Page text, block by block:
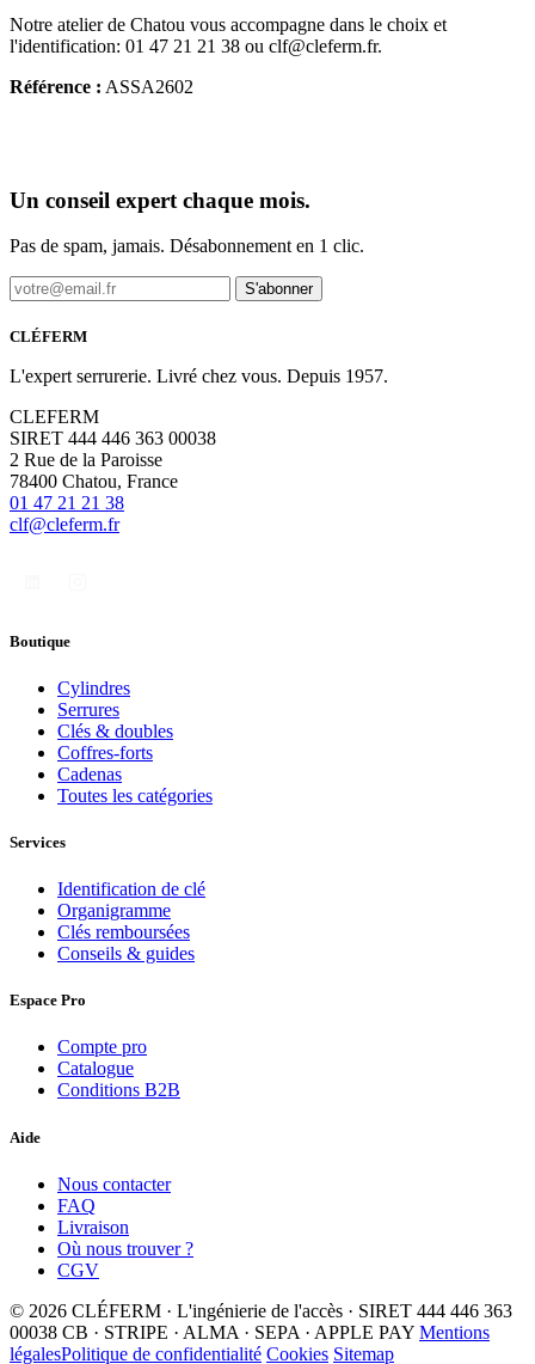
Notre atelier de Chatou vous accompagne dans le choix et
l'identification: 01 47 21 21 38 ou clf@cleferm.fr.
Référence : ASSA2602
Un conseil expert chaque mois.
Pas de spam, jamais. Désabonnement en 1 clic.
S'abonner
CLÉFERM
L'expert serrurerie. Livré chez vous. Depuis 1957.
CLEFERM
SIRET 444 446 363 00038
2 Rue de la Paroisse
78400 Chatou, France
01 47 21 21 38
clf@cleferm.fr
Boutique
Cylindres
Serrures
Clés & doubles
Coffres-forts
Cadenas
Toutes les catégories
Services
Identification de clé
Organigramme
Clés remboursées
Conseils & guides
Espace Pro
Compte pro
Catalogue
Conditions B2B
Aide
Nous contacter
FAQ
Livraison
Où nous trouver ?
CGV
© 2026 CLÉFERM · L'ingénierie de l'accès · SIRET 444 446 363
00038 CB · STRIPE · ALMA · SEPA · APPLE PAY Mentions
légalesPolitique de confidentialité Cookies Sitemap